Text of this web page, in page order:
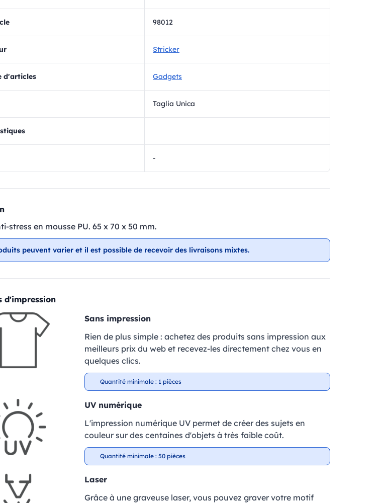
98012
Stricker
d'articles Gadgets
Taglia Unica
-
stress en mousse PU. 65 x 70 x 50 mm.
peuvent varier et il est possible de recevoir des livraisons mixtes.
d'impression
Sans impression
Rien de plus simple : achetez des produits sans impression aux
meilleurs prix du web et recevez-les directement chez vous en
quelques clics.
Quantité minimale : 1 pièces
UV numérique
L'impression numérique UV permet de créer des sujets en
couleur sur des centaines d'objets à très faible coût.
Quantité minimale : 50 pièces
Laser
Grâce à une graveuse laser, vous pouvez graver votre motif